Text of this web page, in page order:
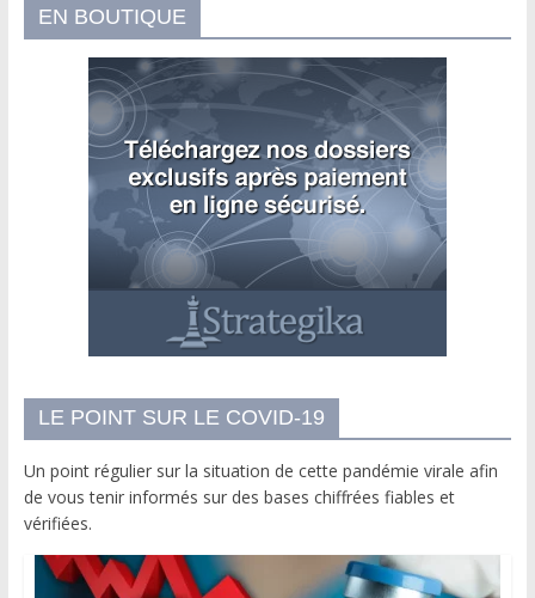
EN BOUTIQUE
LE POINT SUR LE COVID-19
Un point régulier sur la situation de cette pandémie virale afin
de vous tenir informés sur des bases chiffrées fiables et
vérifiées.